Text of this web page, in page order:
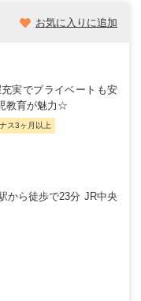
お気に入りに追加
実でプライベートも安
教育が魅力☆
ス3ヶ月以上
から徒歩で23分 JR中央